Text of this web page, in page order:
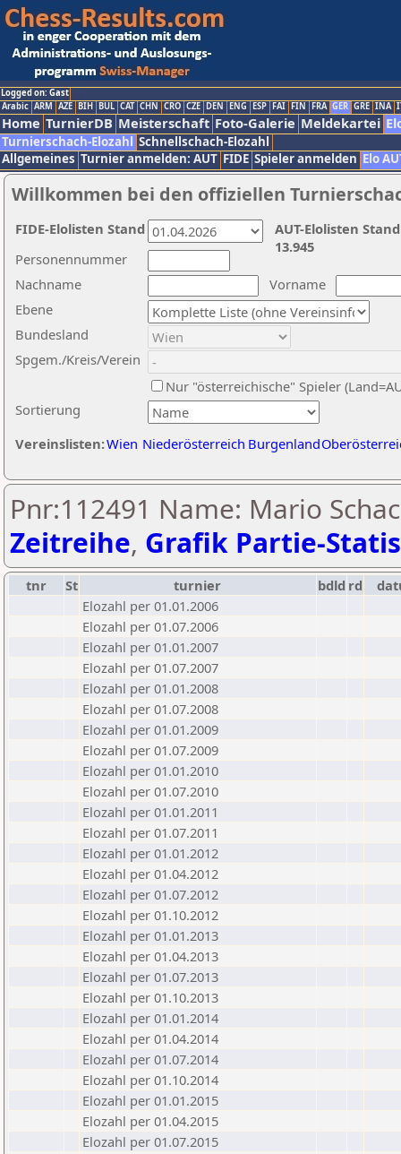
Logged on: Gast
Arabic ARM AZE BIH BUL CAT CHN CRO CZE DEN ENG ESP FAI FIN FRA GER GRE INA
Home TurnierDB Meisterschaft Foto-Galerie Meldekartei
Turnierschach-Elozahl Schnellschach-Elozahl
Allgemeines Turnier anmelden: AUT FIDE Spieler anmelden Elo
Willkommen bei den offiziellen
Nachname
Vorname
Ebene
Sortierung
Personennummer
Bundesland
Spgem./Kreis/Verein
Nur "österreichische" Spieler
Vereinslisten:Wien Niederösterreich Burgenland
AUT-Elolisten
13.945
FIDE-Elolisten Stand
Pnr:112491 Name: Mario
Zeitreihe, Grafik Partie-
tnr St turnier bdld rd
Elozahl per 01.01.2006
Elozahl per 01.07.2006
Elozahl per 01.01.2007
Elozahl per 01.07.2007
Elozahl per 01.01.2008
Elozahl per 01.07.2008
Elozahl per 01.01.2009
Elozahl per 01.07.2009
Elozahl per 01.01.2010
Elozahl per 01.07.2010
Elozahl per 01.01.2011
Elozahl per 01.07.2011
Elozahl per 01.01.2012
Elozahl per 01.04.2012
Elozahl per 01.07.2012
Elozahl per 01.10.2012
Elozahl per 01.01.2013
Elozahl per 01.04.2013
Elozahl per 01.07.2013
Elozahl per 01.10.2013
Elozahl per 01.01.2014
Elozahl per 01.04.2014
Elozahl per 01.07.2014
Elozahl per 01.10.2014
Elozahl per 01.01.2015
Elozahl per 01.04.2015
Elozahl per 01.07.2015